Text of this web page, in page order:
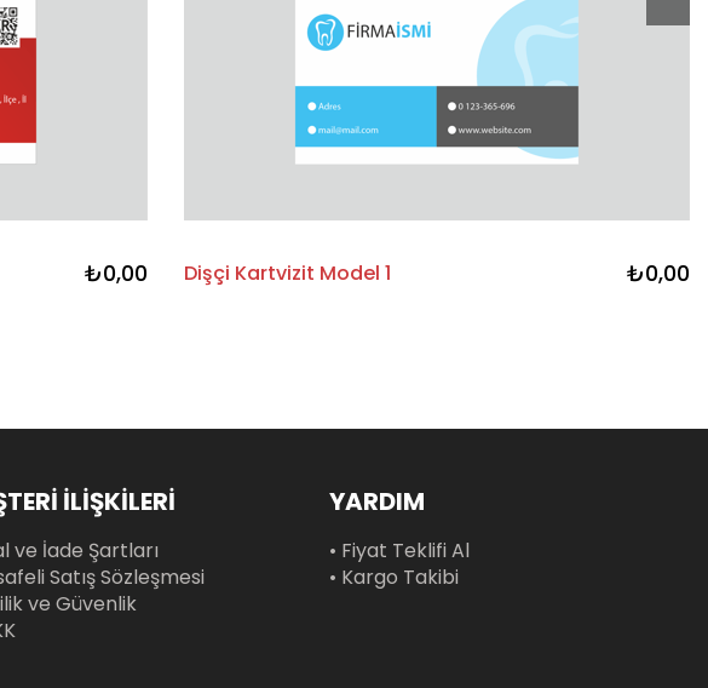
₺0,00 Dişçi Kartvizit Model 1 ₺0,00
İLİŞKİLERİ
ve İade Şartları
Satış Sözleşmesi
ve Güvenlik
YARDIM
• Fiyat Teklifi Al
• Kargo Takibi